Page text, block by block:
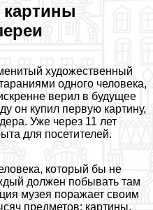
художественный
одного человека,
верил в будущее
он купил первую картину,
Уже через 11 лет
для посетителей.
который бы не
должен побывать там
музея поражает своим
предметов: картины,